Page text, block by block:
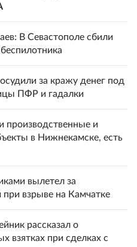
В Севастополе сбили
за кражу денег под
ПФР и гадалки
производственные и
в Нижнекамске, есть
вылетел за
взрыве на Камчатке
рассказал о
взятках при сделках с